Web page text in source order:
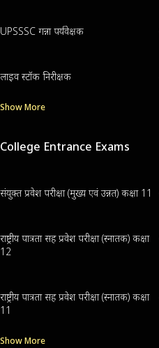
UPSSSC गन्ना पर्यवेक्षक
लाइव स्टॉक निरीक्षक
Show More
College Entrance Exams
संयुक्त प्रवेश परीक्षा (मुख्य एवं उन्नत) कक्षा 11
राष्ट्रीय पात्रता सह प्रवेश परीक्षा (स्नातक) कक्षा
12
राष्ट्रीय पात्रता सह प्रवेश परीक्षा (स्नातक) कक्षा
11
Show More